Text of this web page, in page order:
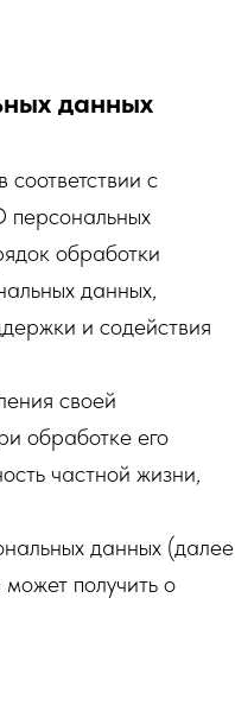
данных
с
обработки
данных,
и содействия
своей
обработке его
частной жизни,
данных (далее
получить о